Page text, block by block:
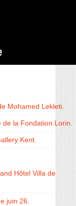
Mohamed Lekleti.
la Fondation Lorin.
Kent.
Hôtel Villa de
juin 26.